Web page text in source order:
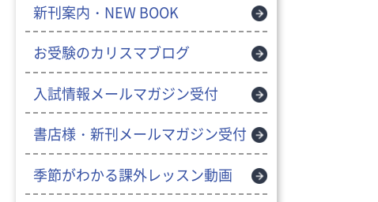
新刊案内・NEW BOOK
お受験のカリスマブログ
入試情報メールマガジン受付
書店様・新刊メールマガジン受付
季節がわかる課外レッスン動画